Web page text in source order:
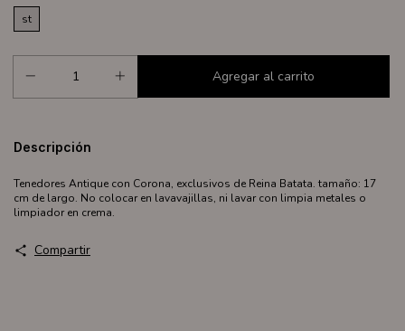
st
Descripción
Tenedores Antique con Corona, exclusivos de Reina Batata. tamaño: 17
cm de largo. No colocar en lavavajillas, ni lavar con limpia metales o
limpiador en crema.
Compartir